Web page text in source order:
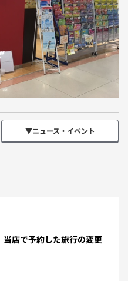
▼ニュース・イベント
店で予約した旅行の変更